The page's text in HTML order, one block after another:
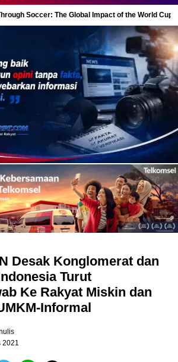
Soccer: The Global Impact of the World Cup
Desak Konglomerat dan
Turut
Ke Rakyat Miskin dan
Informal
2021